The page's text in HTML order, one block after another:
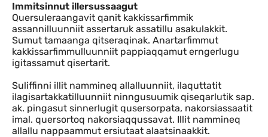
Immitsinnut illersussaagut
Quersuleraangavit qanit kakkissarfimmik
assannilluunniit assertaruk assatillu asakulakkit.
Sumut tamaanga qitseraqinak. Anartarfimmut
kakkissarfimmulluunniit pappiaqqamut erngerlugu
igitassamut qisertarit.
Suliffinni illit nammineq allalluunniit, ilaquttatit
ilagisartakkatilluunniit ninngusuumik qiseqarlutik sap.
ak. pingasut sinnerlugit qusersorpata, nakorsiassaatit
imal. quersortoq nakorsiaqqussavat. Illit nammineq
allallu nappaammut ersiutaat alaatsinaakkit.